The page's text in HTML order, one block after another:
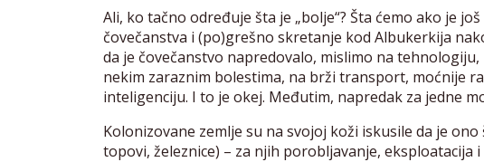
Ali, ko tačno određuje šta je „bolje“? Šta ćemo ako je
čovečanstva i (po)grešno skretanje kod Albukerkija
da je čovečanstvo napredovalo, mislimo na
nekim zaraznim bolestima, na brži transport, moćnije
inteligenciju. I to je okej. Međutim, napredak za jedne
Kolonizovane zemlje su na svojoj koži iskusile da je
topovi, železnice) – za njih porobljavanje, eksploatacija